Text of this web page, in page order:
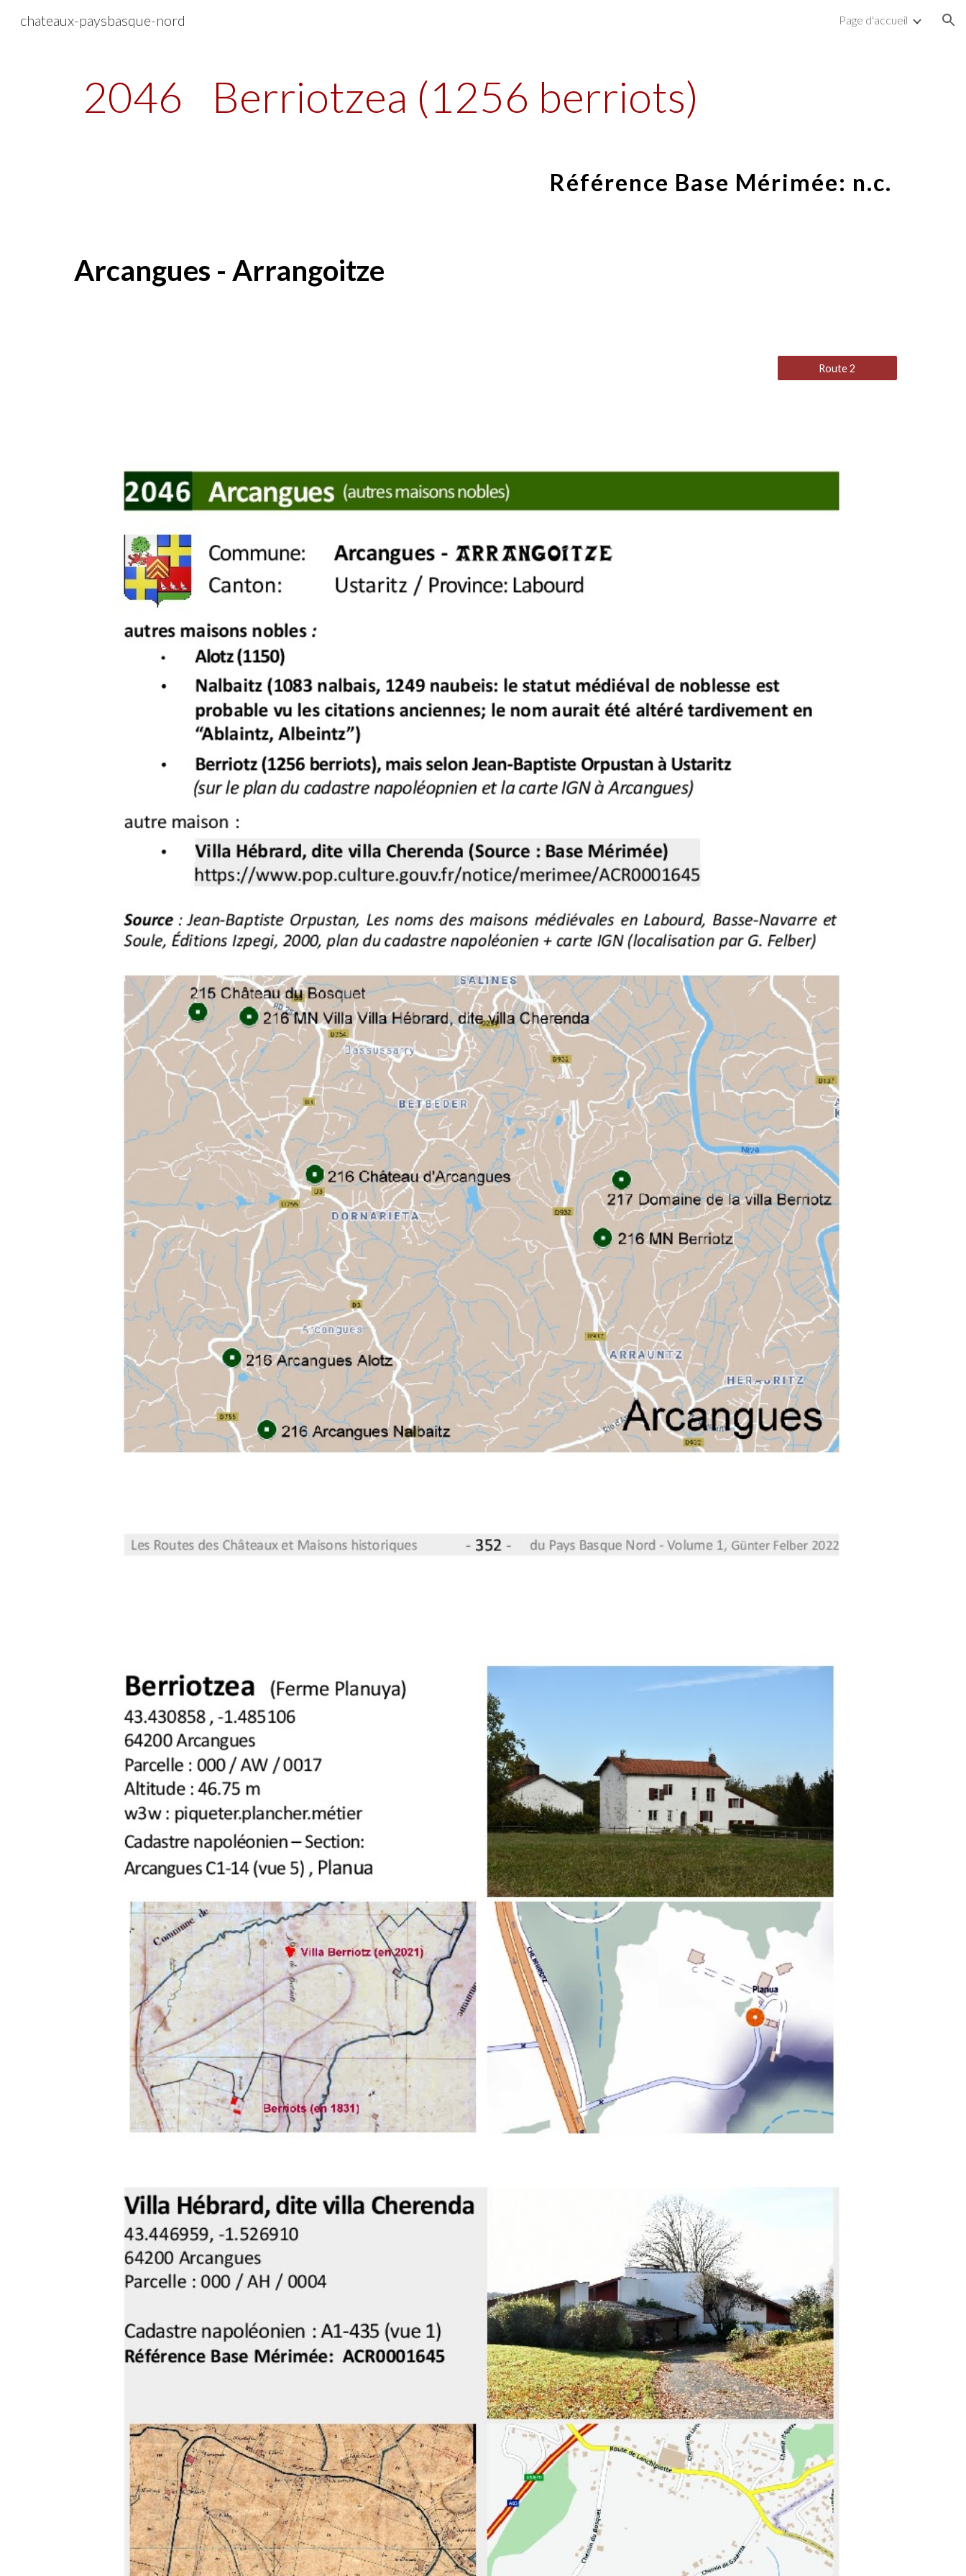
chateaux-paysbasque-nord Page d'accueil
2046 Berriotzea (1256 berriots)
Référence Base Mérimée: n.c.
Arcangues - Arrangoitze
Route 2